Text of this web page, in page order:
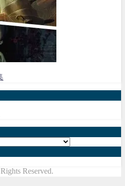
Reserved.